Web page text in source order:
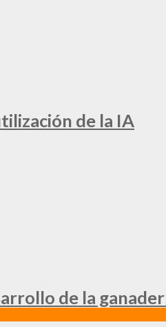
de la IA
de la